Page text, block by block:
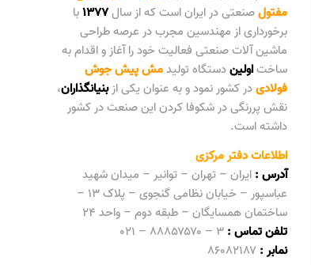
مفتولصنعتی در ایران است که از سال۱۳۷۷با
برخورداری از مهندسین مجرب در عرصه طراحی
ماشین آلات صنعتی فعالیت خود را آغاز و اقدام به
ساختاولیندستگاه تولیدمش پیش جوش
فولادیدر کشور نمود و به عنوان یکی ازبنیانگذاران،
نقش پررنگی در شکوفا کردن این صنعت در کشور
داشته است.
اطلاعات دفتر مرکزی
آدرس : ایران – تهران – توانیر – میدان شهید
عباسپور – خیابان نظامی گنجوی – پلاک ۱۳ –
ساختمان همسایگان – طبقه دوم – واحد ۲۴
تلفن تماس : ۳ – ۸۸۸۵۷۵۷۰ – ۰۲۱
نمابر : ۸۶۰۸۲۱۸۷